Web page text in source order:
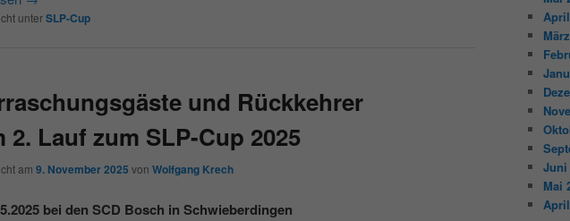
unterSLP-Cup
und Rückkehrer
2. Lauf zum SLP-Cup 2025
am 9. November 2025 von Wolfgang Krech
bei den SCD Bosch in Schwieberdingen
Juni
Mai